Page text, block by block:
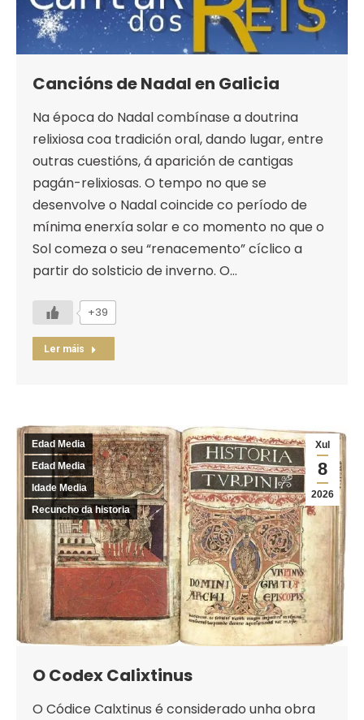
Cancións de Nadal en Galicia
Na época do Nadal combínase a doutrina
relixiosa coa tradición oral, dando lugar, entre
outras cuestións, á aparición de cantigas
pagán-relixiosas. O tempo no que se
desenvolve o Nadal coincide co período de
mínima enerxía solar e co momento no que o
Sol comeza o seu “renacemento” cíclico a
partir do solsticio de inverno. O…
+39
Ler máis
Xul
8
2026
Edad Media
Edad Media
Idade Media
Recuncho da historia
O Codex Calixtinus
O Códice Calxtinus é considerado unha obra